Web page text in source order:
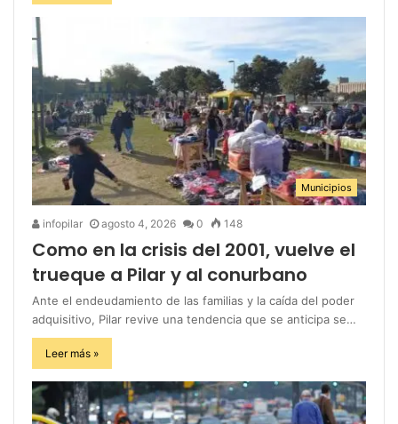
Municipios
infopilar agosto 4, 2026 0 148
Como en la crisis del 2001, vuelve el
trueque a Pilar y al conurbano
Ante el endeudamiento de las familias y la caída del poder
adquisitivo, Pilar revive una tendencia que se anticipa se…
Leer más »